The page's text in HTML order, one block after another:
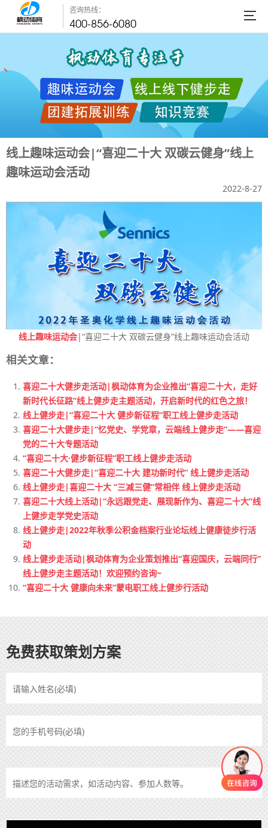
咨询热线：
400-856-6080
线上趣味运动会|“喜迎二十大 双碳云健身”线上
趣味运动会活动
2022-8-27
线上趣味运动会|“喜迎二十大 双碳云健身”线上趣味运动会活动
相关文章：
喜迎二十大健步走活动|枫动体育为企业推出“喜迎二十大，走好
新时代长征路”线上健步走主题活动，开启新时代的红色之旅！
线上健步走|“喜迎二十大 健步新征程”职工线上健步走活动
喜迎二十大健步走|“忆党史、学党章，云端线上健步走”——喜迎
党的二十大专题活动
“喜迎二十大·健步新征程”职工线上健步走活动
喜迎二十大健步走|“喜迎二十大 建功新时代” 线上健步走活动
线上健步走|喜迎二十大 “三减三健”常相伴 线上健步走活动
喜迎二十大线上活动|“永远跟党走、展现新作为、喜迎二十大”线
上健步走学党史活动
线上健步走|2022年秋季公积金档案行业论坛线上健康徒步行活
动
线上健步走活动|枫动体育为企业策划推出“喜迎国庆，云端同行”
线上健步走主题活动！欢迎预约咨询~
“喜迎二十大 健康向未来”蒙电职工线上健步行活动
免费获取策划方案